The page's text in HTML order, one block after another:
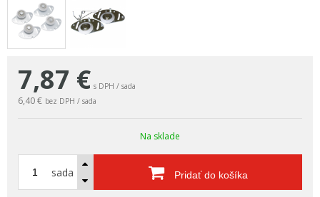
7,87 € s DPH / sada
6,40 € bez DPH / sada
Na sklade
sada Pridať do košíka